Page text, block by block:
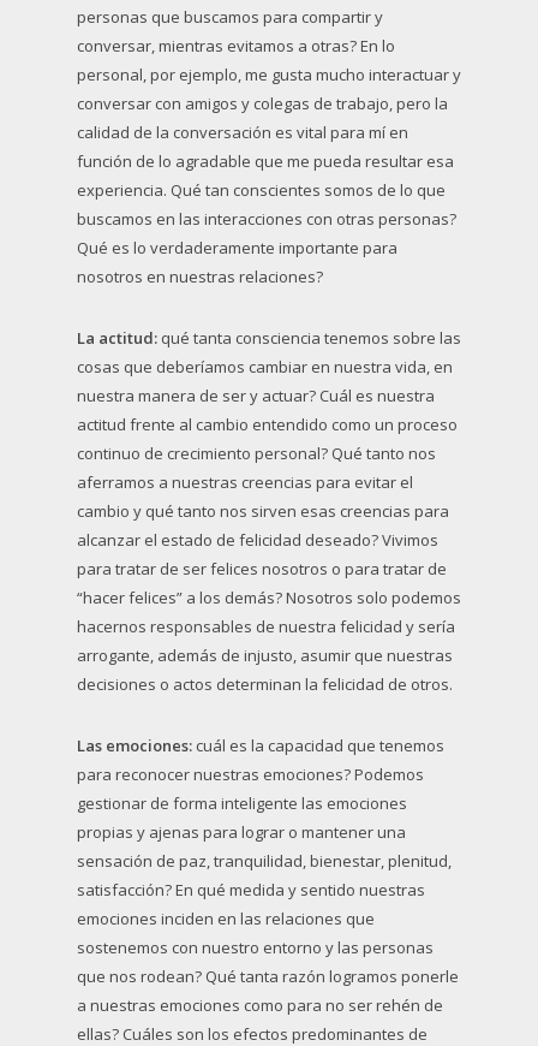
personas que buscamos para compartir y
conversar, mientras evitamos a otras? En lo
personal, por ejemplo, me gusta mucho interactuar y
conversar con amigos y colegas de trabajo, pero la
calidad de la conversación es vital para mí en
función de lo agradable que me pueda resultar esa
experiencia. Qué tan conscientes somos de lo que
buscamos en las interacciones con otras personas?
Qué es lo verdaderamente importante para
nosotros en nuestras relaciones?
La actitud: qué tanta consciencia tenemos sobre las
cosas que deberíamos cambiar en nuestra vida, en
nuestra manera de ser y actuar? Cuál es nuestra
actitud frente al cambio entendido como un proceso
continuo de crecimiento personal? Qué tanto nos
aferramos a nuestras creencias para evitar el
cambio y qué tanto nos sirven esas creencias para
alcanzar el estado de felicidad deseado? Vivimos
para tratar de ser felices nosotros o para tratar de
“hacer felices” a los demás? Nosotros solo podemos
hacernos responsables de nuestra felicidad y sería
arrogante, además de injusto, asumir que nuestras
decisiones o actos determinan la felicidad de otros.
Las emociones: cuál es la capacidad que tenemos
para reconocer nuestras emociones? Podemos
gestionar de forma inteligente las emociones
propias y ajenas para lograr o mantener una
sensación de paz, tranquilidad, bienestar, plenitud,
satisfacción? En qué medida y sentido nuestras
emociones inciden en las relaciones que
sostenemos con nuestro entorno y las personas
que nos rodean? Qué tanta razón logramos ponerle
a nuestras emociones como para no ser rehén de
ellas? Cuáles son los efectos predominantes de